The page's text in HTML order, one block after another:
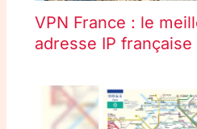
VPN France : le
adresse IP française